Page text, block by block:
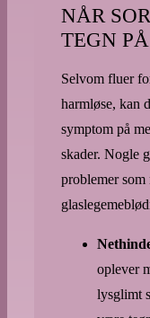
NÅR
TEGN
Selvom fluer
harmløse, kan
symptom på
skader. Nogle
problemer som
oplever
lysglimt